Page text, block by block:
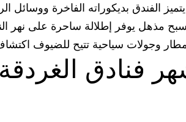
الفندق بديكوراته الفاخرة ووسائل
يوفر إطلالة ساحرة على نهر
وجولات سياحية تتيح للضيوف
فنادق